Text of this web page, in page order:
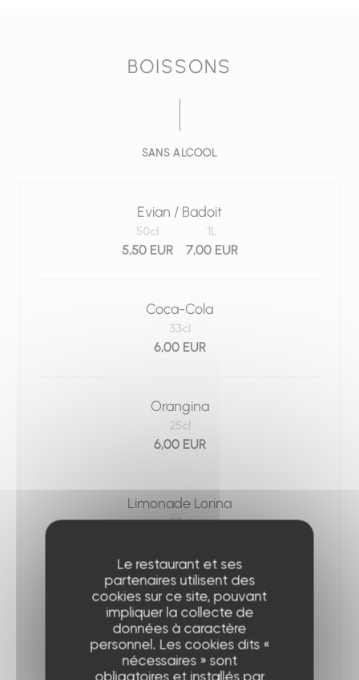
Le restaurant et ses
partenaires utilisent des
cookies sur ce site, pouvant
impliquer la collecte de
données à caractère
personnel. Les cookies dits «
nécessaires » sont
obligatoires et installés par
BOISSONS
SANS ALCOOL
Evian / Badoit
5,50 EUR
50cl
7,00 EUR
1L
Coca-Cola
6,00 EUR
33cl
Orangina
6,00 EUR
25cl
Limonade Lorina
33cl
Jus Alain Milliat
Pomme, abricot, poire, ananas ou tomate
7,00 EUR
20cl